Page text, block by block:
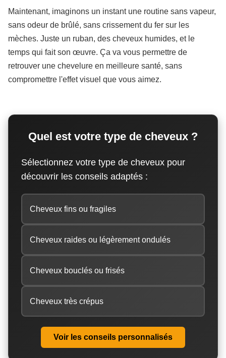
Maintenant, imaginons un instant une routine sans vapeur,
sans odeur de brûlé, sans crissement du fer sur les
mèches. Juste un ruban, des cheveux humides, et le
temps qui fait son œuvre. Ça va vous permettre de
retrouver une chevelure en meilleure santé, sans
compromettre l'effet visuel que vous aimez.
Quel est votre type de cheveux ?
Sélectionnez votre type de cheveux pour
découvrir les conseils adaptés :
Cheveux fins ou fragiles
Cheveux raides ou légèrement ondulés
Cheveux bouclés ou frisés
Cheveux très crépus
Voir les conseils personnalisés